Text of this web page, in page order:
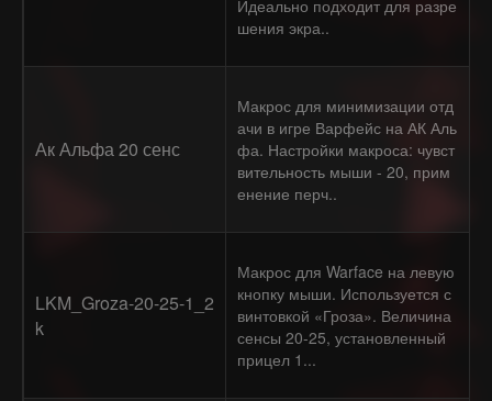
Идеально подходит для разре
шения экра..
Ак Альфа 20 сенс
Макрос для минимизации отд
ачи в игре Варфейс на АК Аль
фа. Настройки макроса: чувст
вительность мыши - 20, прим
енение перч..
LKM_Groza-20-25-1_2
k
Макрос для Warface на левую
кнопку мыши. Используется с
винтовкой «Гроза». Величина
сенсы 20-25, установленный
прицел 1...